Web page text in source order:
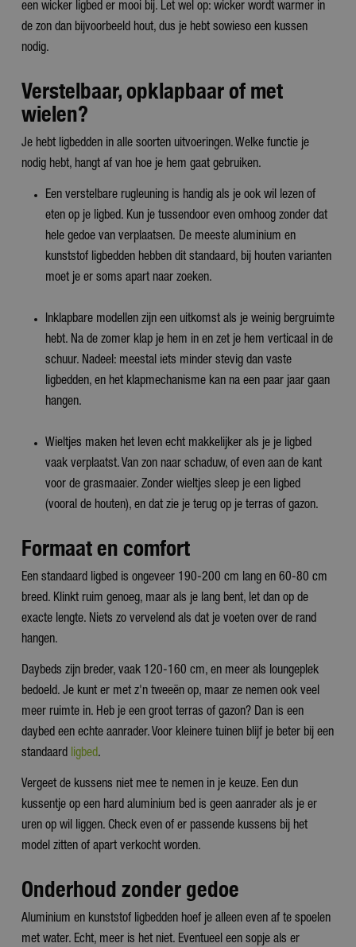
een wicker ligbed er mooi bij. Let wel op: wicker wordt warmer in
de zon dan bijvoorbeeld hout, dus je hebt sowieso een kussen
nodig.
Verstelbaar, opklapbaar of met
wielen?
Je hebt ligbedden in alle soorten uitvoeringen. Welke functie je
nodig hebt, hangt af van hoe je hem gaat gebruiken.
Een verstelbare rugleuning is handig als je ook wil lezen of
eten op je ligbed. Kun je tussendoor even omhoog zonder dat
hele gedoe van verplaatsen. De meeste aluminium en
kunststof ligbedden hebben dit standaard, bij houten varianten
moet je er soms apart naar zoeken.
Inklapbare modellen zijn een uitkomst als je weinig bergruimte
hebt. Na de zomer klap je hem in en zet je hem verticaal in de
schuur. Nadeel: meestal iets minder stevig dan vaste
ligbedden, en het klapmechanisme kan na een paar jaar gaan
hangen.
Wieltjes maken het leven echt makkelijker als je je ligbed
vaak verplaatst. Van zon naar schaduw, of even aan de kant
voor de grasmaaier. Zonder wieltjes sleep je een ligbed
(vooral de houten), en dat zie je terug op je terras of gazon.
Formaat en comfort
Een standaard ligbed is ongeveer 190-200 cm lang en 60-80 cm
breed. Klinkt ruim genoeg, maar als je lang bent, let dan op de
exacte lengte. Niets zo vervelend als dat je voeten over de rand
hangen.
Daybeds zijn breder, vaak 120-160 cm, en meer als loungeplek
bedoeld. Je kunt er met z'n tweeën op, maar ze nemen ook veel
meer ruimte in. Heb je een groot terras of gazon? Dan is een
daybed een echte aanrader. Voor kleinere tuinen blijf je beter bij een
standaard ligbed.
Vergeet de kussens niet mee te nemen in je keuze. Een dun
kussentje op een hard aluminium bed is geen aanrader als je er
uren op wil liggen. Check even of er passende kussens bij het
model zitten of apart verkocht worden.
Onderhoud zonder gedoe
Aluminium en kunststof ligbedden hoef je alleen even af te spoelen
met water. Echt, meer is het niet. Eventueel een sopje als er